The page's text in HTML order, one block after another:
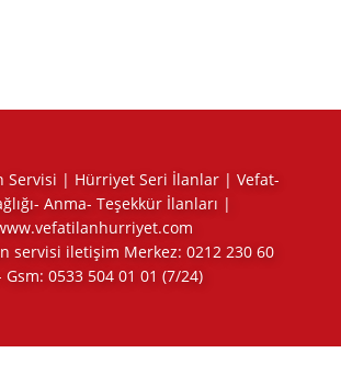
Servisi | Hürriyet Seri İlanlar | Vefat-
Anma- Teşekkür İlanları |
servisi iletişim Merkez: 0212 230 60
Gsm: 0533 504 01 01 (7/24)